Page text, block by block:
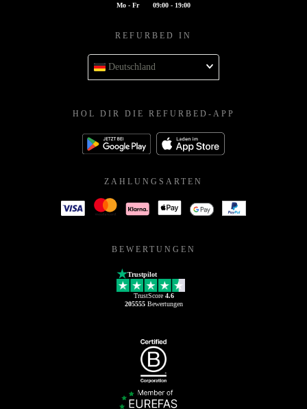
Mo - Fr 09:00 - 19:00
REFURBED IN
Deutschland
HOL DIR DIE REFURBED-APP
ZAHLUNGSARTEN
BEWERTUNGEN
Trustpilot
TrustScore 4.6
205555Bewertungen